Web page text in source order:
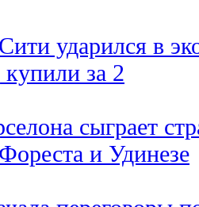
ударился в
за 2
сыграет
и Удинезе